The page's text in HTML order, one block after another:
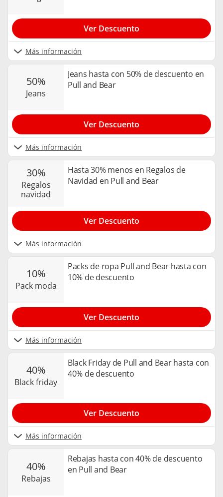
Más información
Ver Descuento
50%
jeans
Jeans hasta con 50% de descuento en
Pull and Bear
Más información
Ver Descuento
30%
regalos
navidad
Hasta 30% menos en Regalos de
Navidad en Pull and Bear
Más información
Ver Descuento
10%
pack moda
Packs de ropa Pull and Bear hasta con
10% de descuento
Más información
Ver Descuento
40%
black friday
Black Friday de Pull and Bear hasta con
40% de descuento
Más información
Ver Descuento
40%
rebajas
Rebajas hasta con 40% de descuento
en Pull and Bear